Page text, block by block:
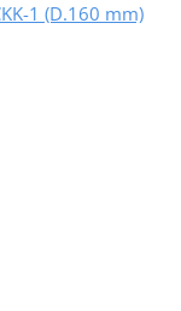
1 (D.160 mm)